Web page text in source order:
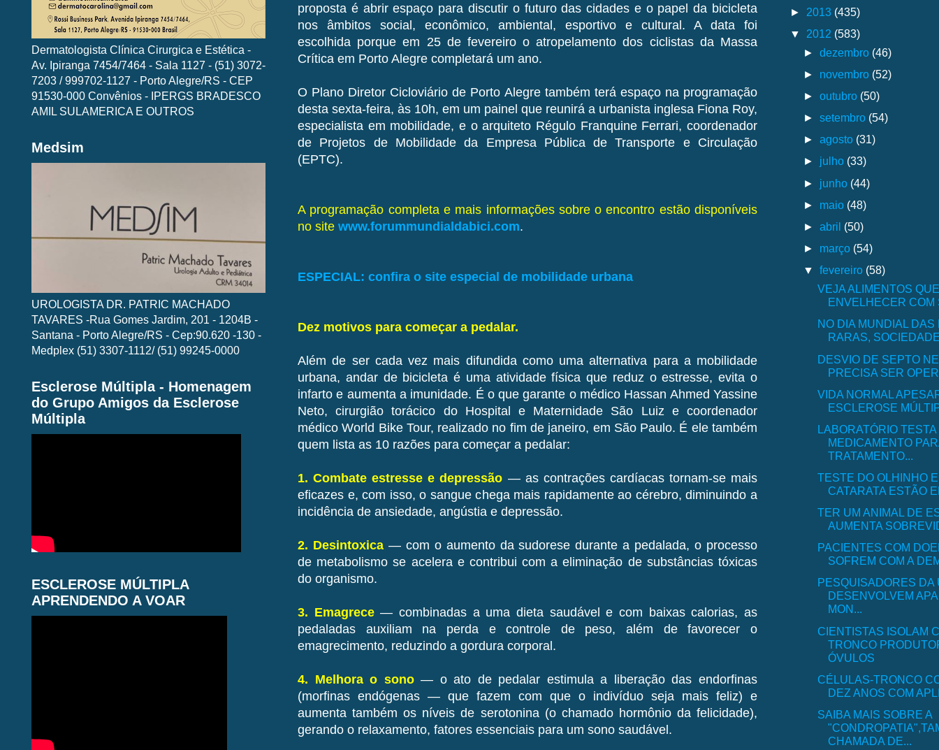
proposta é abrir espaço para discutir o futuro das cidades e o papel da bicicleta
nos âmbitos social, econômico, ambiental, esportivo e cultural. A data foi
escolhida porque em 25 de fevereiro o atropelamento dos ciclistas da Massa
Crítica em Porto Alegre completará um ano.
O Plano Diretor Cicloviário de Porto Alegre também terá espaço na programação
desta sexta-feira, às 10h, em um painel que reunirá a urbanista inglesa Fiona Roy,
especialista em mobilidade, e o arquiteto Régulo Franquine Ferrari, coordenador
de Projetos de Mobilidade da Empresa Pública de Transporte e Circulação
(EPTC).
A programação completa e mais informações sobre o encontro estão disponíveis
no site www.forummundialdabici.com.
ESPECIAL: confira o site especial de mobilidade urbana
Dez motivos para começar a pedalar.
Além de ser cada vez mais difundida como uma alternativa para a mobilidade
urbana, andar de bicicleta é uma atividade física que reduz o estresse, evita o
infarto e aumenta a imunidade. É o que garante o médico Hassan Ahmed Yassine
Neto, cirurgião torácico do Hospital e Maternidade São Luiz e coordenador
médico World Bike Tour, realizado no fim de janeiro, em São Paulo. É ele também
quem lista as 10 razões para começar a pedalar:
1. Combate estresse e depressão — as contrações cardíacas tornam-se mais
eficazes e, com isso, o sangue chega mais rapidamente ao cérebro, diminuindo a
incidência de ansiedade, angústia e depressão.
2. Desintoxica— com o aumento da sudorese durante a pedalada, o processo
de metabolismo se acelera e contribui com a eliminação de substâncias tóxicas
do organismo.
3. Emagrece — combinadas a uma dieta saudável e com baixas calorias, as
pedaladas auxiliam na perda e controle de peso, além de favorecer o
emagrecimento, reduzindo a gordura corporal.
4. Melhora o sono — o ato de pedalar estimula a liberação das endorfinas
(morfinas endógenas — que fazem com que o indivíduo seja mais feliz) e
aumenta também os níveis de serotonina (o chamado hormônio da felicidade),
gerando o relaxamento, fatores essenciais para um sono saudável.
Dermatologista Clínica Cirurgica e Estética -
Av. Ipiranga 7454/7464 - Sala 1127 - (51) 3072-
7203 / 999702-1127 - Porto Alegre/RS - CEP
91530-000 Convênios - IPERGS BRADESCO
AMIL SULAMERICA E OUTROS
Medsim
UROLOGISTA DR. PATRIC MACHADO
TAVARES -Rua Gomes Jardim, 201 - 1204B -
Santana - Porto Alegre/RS - Cep:90.620 -130 -
Medplex (51) 3307-1112/ (51) 99245-0000
Esclerose Múltipla - Homenagem
do Grupo Amigos da Esclerose
Múltipla
ESCLEROSE MÚLTIPLA
APRENDENDO A VOAR
► 2013 (435)
▼ 2012 (583)
►dezembro (46)
► novembro (52)
►outubro (50)
►setembro (54)
►agosto (31)
► julho (33)
► junho (44)
► maio (48)
►abril (50)
► março (54)
▼fevereiro (58)
VEJA ALIMENTOS
ENVELHECER COM
NO DIA MUNDIAL
RARAS,
DESVIO DE SEPTO
PRECISA SER
VIDA NORMAL
ESCLEROSE
LABORATÓRIO
MEDICAMENTO
TRATAMENTO...
TESTE DO OLHINHO
CATARATA ESTÃO
TER UM ANIMAL DE
AUMENTA
PACIENTES COM
SOFREM COM A
PESQUISADORES DA
DESENVOLVEM
MON...
CIENTISTAS ISOLAM
TRONCO
ÓVULOS
CÉLULAS-TRONCO
DEZ ANOS COM
SAIBA MAIS SOBRE A
CHAMADA DE...